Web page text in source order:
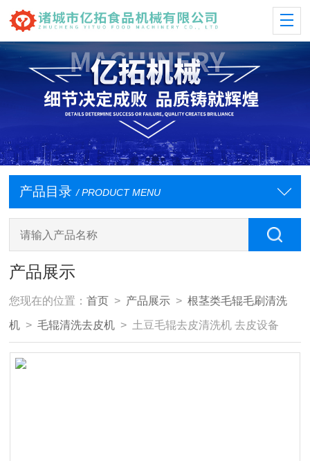
产品目录 / PRODUCT MENU
产品展示
您现在的位置：首页 > 产品展示 >根茎类毛辊毛刷清洗
机 >毛辊清洗去皮机 > 土豆毛辊去皮清洗机 去皮设备